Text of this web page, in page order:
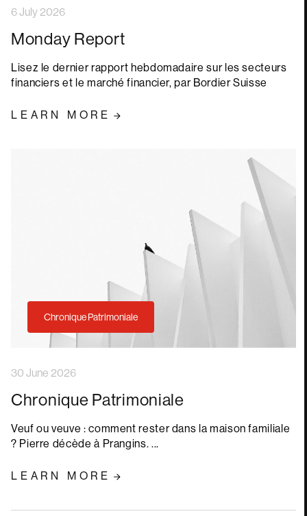
6 July 2026
Monday Report
Lisez le dernier rapport hebdomadaire sur les secteurs
financiers et le marché financier, par Bordier Suisse
LEARN MORE
Chronique Patrimoniale
30 June 2026
Chronique Patrimoniale
Veuf ou veuve : comment rester dans la maison familiale
? Pierre décède à Prangins. ...
LEARN MORE